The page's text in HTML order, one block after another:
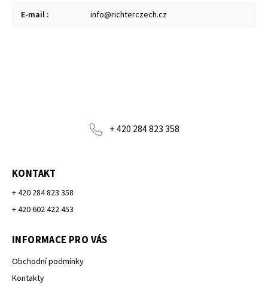
E-mail : info@richterczech.cz
+ 420 284 823 358
KONTAKT
+ 420 284 823 358
+ 420 602 422 453
INFORMACE PRO VÁS
Obchodní podmínky
Kontakty